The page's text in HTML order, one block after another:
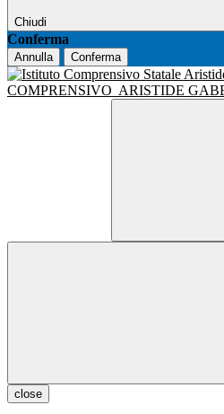
Chiudi
Conferma
Annulla Conferma
COMPRENSIVO ARISTIDE
close